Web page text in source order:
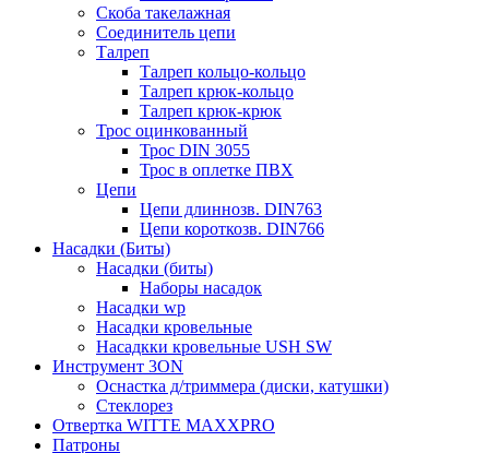
Скоба такелажная
Соединитель цепи
Талреп
Талреп кольцо-кольцо
Талреп крюк-кольцо
Талреп крюк-крюк
Трос оцинкованный
Трос DIN 3055
Трос в оплетке ПВХ
Цепи
Цепи длиннозв. DIN763
Цепи короткозв. DIN766
Насадки (Биты)
Насадки (биты)
Наборы насадок
Насадки wp
Насадки кровельные
Насадкки кровельные USH SW
Инструмент 3ON
Оснастка д/триммера (диски, катушки)
Стеклорез
Отвертка WITTE MAXXPRO
Патроны